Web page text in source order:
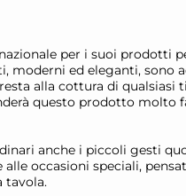
per i suoi prodotti
ed eleganti, sono
alla cottura di
questo prodotto molto
anche i piccoli gesti
occasioni speciali,
tavola.